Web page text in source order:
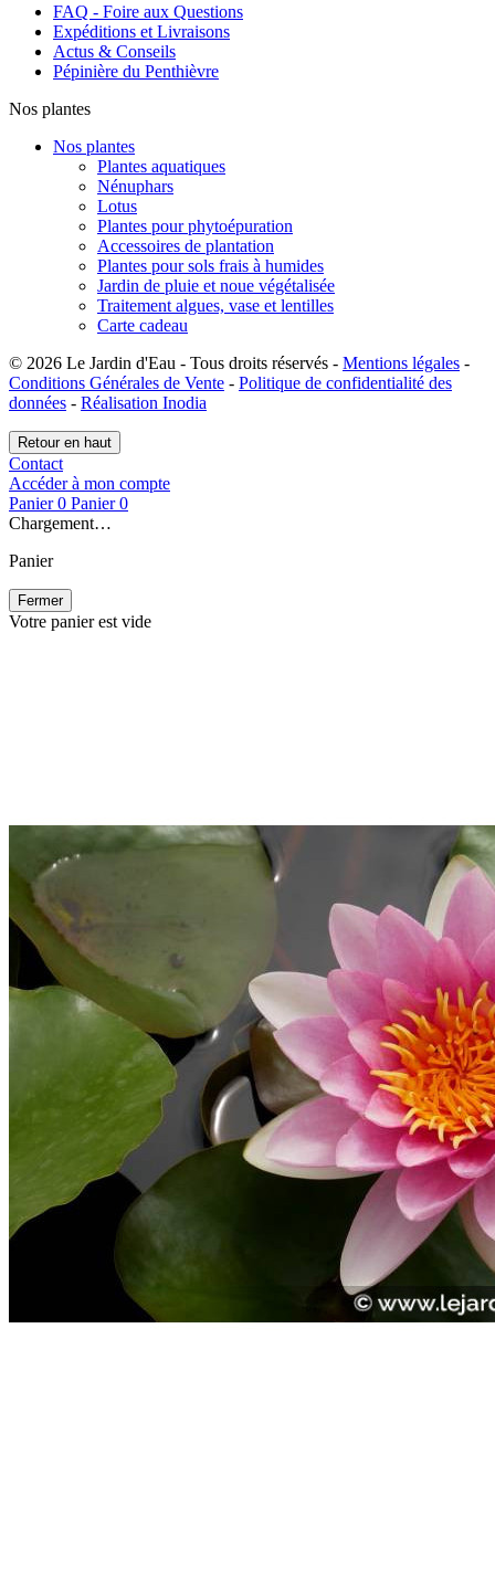
FAQ - Foire aux Questions
Expéditions et Livraisons
Actus & Conseils
Pépinière du Penthièvre
Nos plantes
Nos plantes
Plantes aquatiques
Nénuphars
Lotus
Plantes pour phytoépuration
Accessoires de plantation
Plantes pour sols frais à humides
Jardin de pluie et noue végétalisée
Traitement algues, vase et lentilles
Carte cadeau
© 2026 Le Jardin d'Eau - Tous droits réservés - Mentions légales -
Conditions Générales de Vente - Politique de confidentialité des
données - Réalisation Inodia
Retour en haut
Contact
Accéder à mon compte
Panier 0 Panier 0
Chargement…
Panier
Fermer
Votre panier est vide